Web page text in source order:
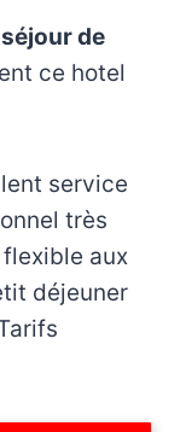
de
ce hotel
service
très
aux
déjeuner